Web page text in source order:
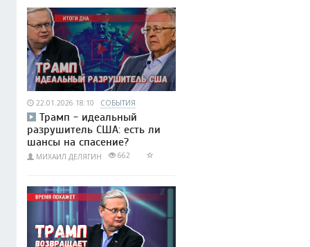
22.01.2026 18:10 СОБЫТИЯ
Трамп - идеальный
разрушитель США: есть ли
шансы на спасение?
МИХАИЛ ДЕЛЯГИН 662